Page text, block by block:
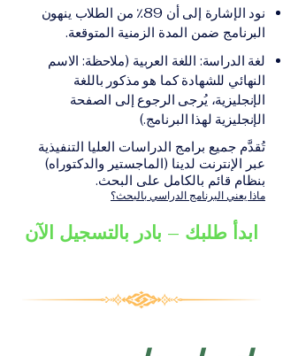
الإلكترونيقد يُطلب تقديم
مستندات إضافية حسب
البرنامج والمؤسسة التعليمية
الأكاديمية المناسبة للبرنامج،
والتي تصدر عن المؤسسة
التعليمية المسؤولة عن تقديم
البرنامج ضمن شبكة VBNN
Smart Education Group.
نود الإشارة إلى أن 89٪ من الطلاب ينهون
البرنامج ضمن المدة الزمنية المتوقعة.
لغة الدراسة: اللغة العربية (ملاحظة: الاسم
النهائي للشهادة كما هو مذكور باللغة
الإنجليزية، يُرجى الرجوع إلى الصفحة
الإنجليزية لهذا البرنامج.)
تُقدَّم جميع برامج الدراسات العليا التنفيذية
عبر الإنترنت لدينا (الماجستير والدكتوراه)
بنظام قائم بالكامل على البحث.
ماذا يعني البرنامج الدراسي بالبحث؟
ابدأ طلبك – بادر بالتسجيل الآن